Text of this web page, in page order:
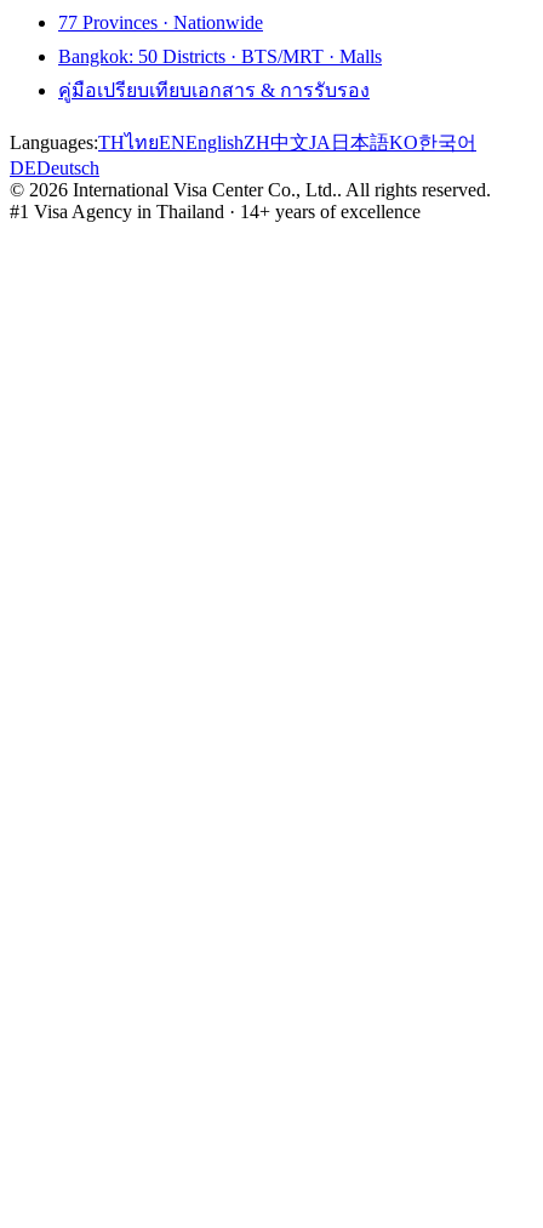
77 Provinces · Nationwide
Bangkok: 50 Districts · BTS/MRT · Malls
คู่มือเปรียบเทียบเอกสาร & การรับรอง
Languages:THไทยENEnglishZH中文JA 日本語KO한국어
DEDeutsch
© 2026 International Visa Center Co., Ltd.. All rights reserved.
#1 Visa Agency in Thailand · 14+ years of excellence